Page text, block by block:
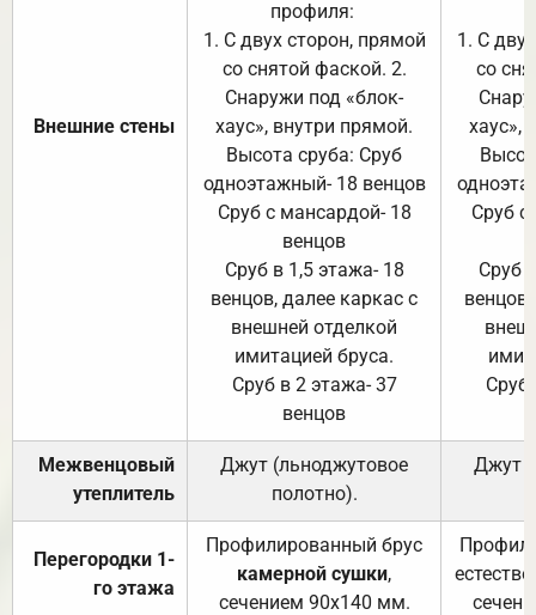
Внешние стены
профиля:
1. С двух сторон, прямой
со снятой фаской. 2.
Снаружи под «блок-
хаус», внутри прямой.
Высота сруба: Сруб
одноэтажный- 18 венцов
Сруб с мансардой- 18
венцов
Сруб в 1,5 этажа- 18
венцов, далее каркас с
внешней отделкой
имитацией бруса.
Сруб в 2 этажа- 37
венцов
1. С
со
хаус»,
Сруб с
Сруб
Сруб
Межвенцовый
утеплитель
Джут (льноджутовое
полотно).
Джут
Перегородки 1-
го этажа
Профилированный брус
камерной сушки,
сечением 90х140 мм.